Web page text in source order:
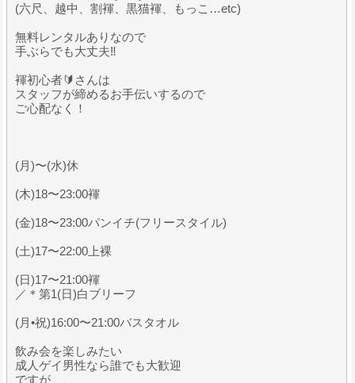
(六尺、越中、割褌、黒猫褌、もっこ…etc)
無料レンタルありなので
手ぶらでも大丈夫‼️
褌初心者🔰さんは
スタッフが締めるお手伝いするので
ご心配なく！
(月)〜(水)休
(木)18〜23:00褌
(金)18〜23:00パンイチ(フリースタイル)
(土)17〜22:00上裸
(日)17〜21:00褌
／＊第1(日)白ブリーフ
(月•祝)16:00〜21:00バスタオル
飲み会を楽しみたい
成人ゲイ男性なら誰でも大歓迎
ですが、、